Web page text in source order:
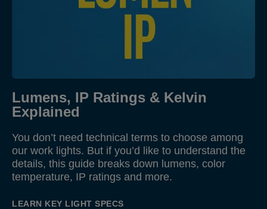
Lumens, IP Ratings & Kelvin
Explained
You don’t need technical terms to choose among
our work lights. But if you’d like to understand the
details, this guide breaks down lumens, color
temperature, IP ratings and more.
LEARN KEY LIGHT SPECS